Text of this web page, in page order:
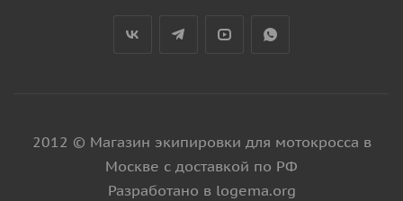
2012 © Магазин экипировки для мотокросса в
Москве с доставкой по РФ
Разработано в logema.org